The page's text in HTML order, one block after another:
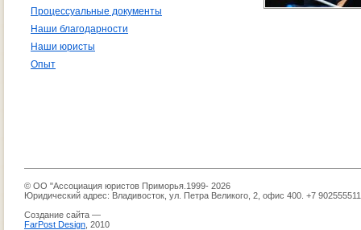
Процессуальные документы
Наши благодарности
Наши юристы
Опыт
© ОО "Ассоциация юристов Приморья.1999- 2026
Юридический адрес: Владивосток, ул. Петра Великого, 2, офис 400. +7
Создание сайта —
FarPost Design , 2010